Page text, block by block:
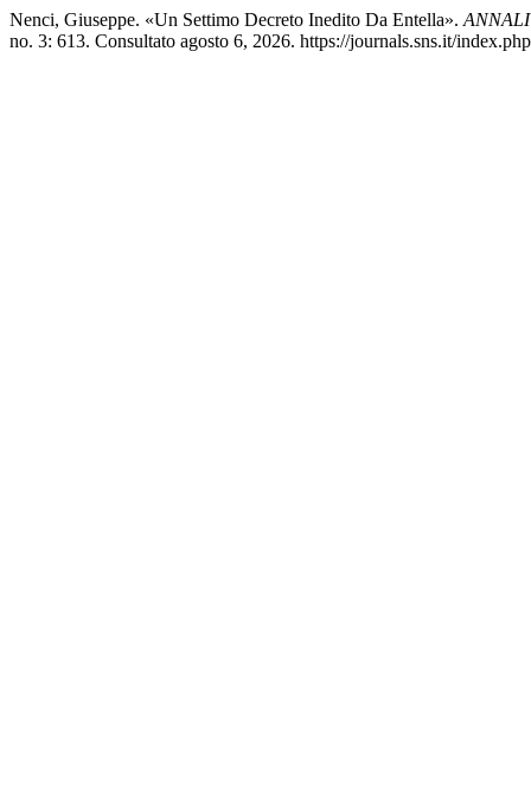
Nenci, Giuseppe. «Un Settimo Decreto Inedito Da Entella».
no. 3: 613. Consultato agosto 6, 2026. https://journals.sns.it/